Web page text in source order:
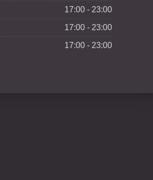
17:00 - 23:00
17:00 - 23:00
17:00 - 23:00